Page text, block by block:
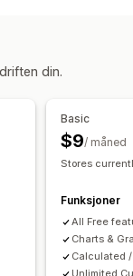
din.
Basic
$9/ måned
Stores
Funksjoner
All Free
Charts &
Calculated